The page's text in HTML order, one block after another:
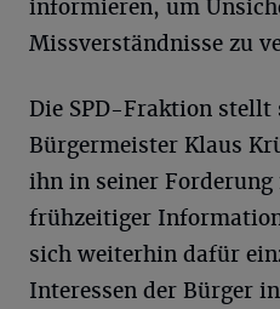
informieren, um
Missverständnisse zu
Die SPD-Fraktion stellt
Bürgermeister Klaus
ihn in seiner Forderung
frühzeitiger
sich weiterhin dafür
Interessen der Bürger